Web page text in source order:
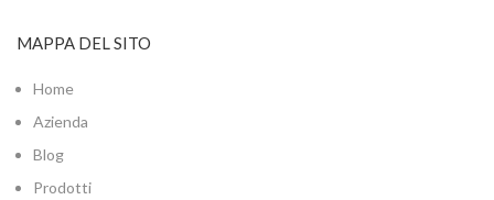
MAPPA DEL SITO
Home
Azienda
Blog
Prodotti